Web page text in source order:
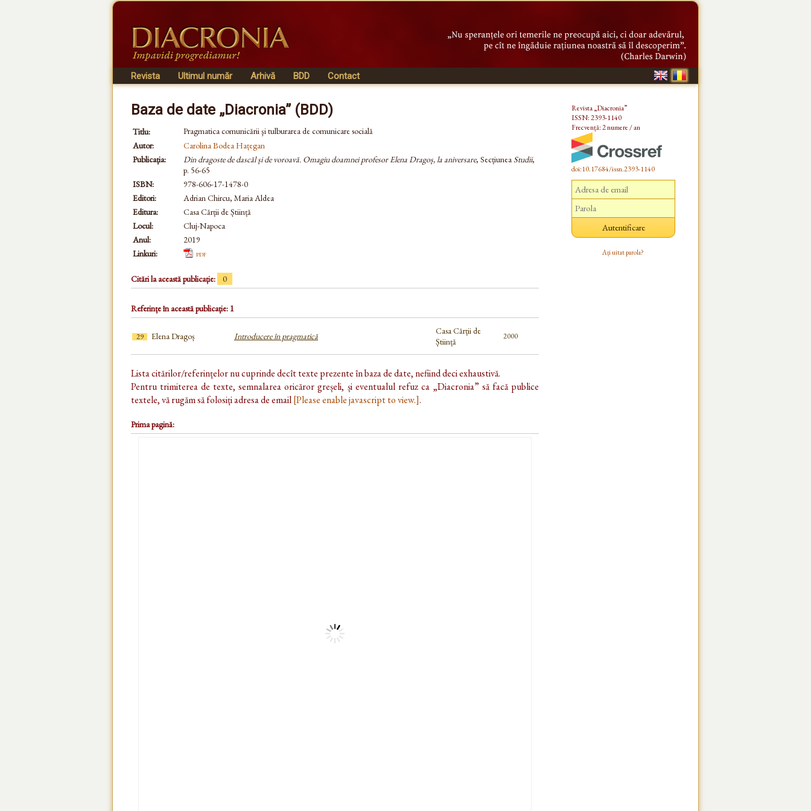
Revista Ultimul număr Arhivă BDD Contact
Baza de date „Diacronia” (BDD)
Titlu:
Pragmatica comunicării şi tulburarea de comunicare socială
Autor:
Carolina Bodea Hațegan
Publicația:
Din dragoste de dascăl și de voroavă. Omagiu doamnei profesor Elena Dragoș, la aniversare, SecțiuneaStudii,
p. 56-65
ISBN:
978-606-17-1478-0
Editori:
Adrian Chircu, Maria Aldea
Editura:
Casa Cărții de Știință
Locul:
Cluj-Napoca
Anul:
2019
Linkuri:
pdf
Citări la această publicație: 0
Referințe în această publicație: 1
29 Elena Dragoș Introducere în pragmatică
Casa Cărții de
Știință
2000
Lista citărilor/referințelor nu cuprinde decît texte prezente în baza de date, nefiind deci exhaustivă.
Pentru trimiterea de texte, semnalarea oricăror greșeli, și eventualul refuz ca „Diacronia” să facă publice
textele, vă rugăm să folosiți adresa de email[Please enable javascript to view.].
Prima pagină:
Revista „Diacronia”
ISSN: 2393-1140
Frecvență: 2 numere / an
doi:10.17684/issn.2393-1140
Ați uitat parola?